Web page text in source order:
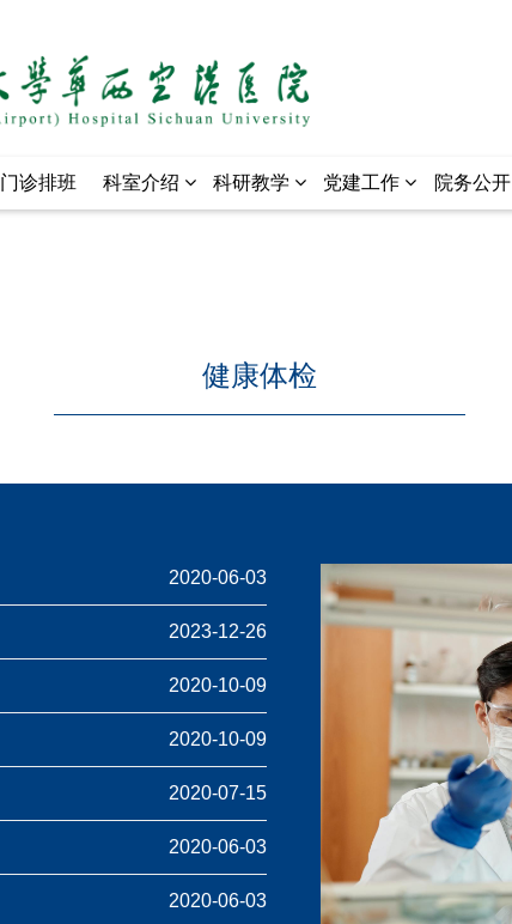
门诊排班 科室介绍 科研教学 党建工作 院务公开
健康体检
2020-06-03
2023-12-26
2020-10-09
2020-10-09
2020-07-15
2020-06-03
2020-06-03